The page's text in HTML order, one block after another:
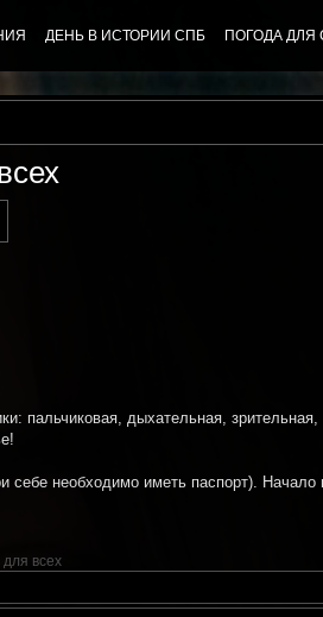
ДЕНЬ В ИСТОРИИ СПБ ПОГОДА ДЛЯ
пальчиковая, дыхательная,
необходимо иметь паспорт). Начало
для всех